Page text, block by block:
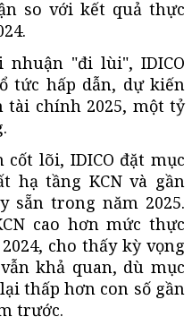
so với kết quả thực
nhuận "đi lùi", IDICO
tức hấp dẫn, dự kiến
tài chính 2025, một tỷ
lõi, IDICO đặt mục
hạ tầng KCN và gần
sẵn trong năm 2025.
cao hơn mức thực
cho thấy kỳ vọng
khả quan, dù mục
thấp hơn con số gần
trước.